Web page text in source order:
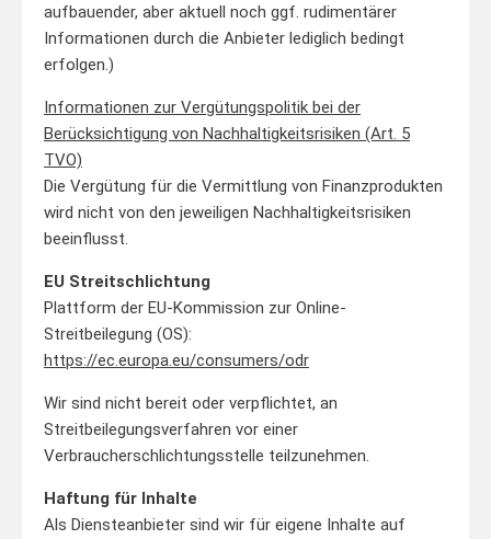
aufbauender, aber aktuell noch ggf. rudimentärer
Informationen durch die Anbieter lediglich bedingt
erfolgen.)
Informationen zur Vergütungspolitik bei der
Berücksichtigung von Nachhaltigkeitsrisiken (Art. 5
TVO)
Die Vergütung für die Vermittlung von Finanzprodukten
wird nicht von den jeweiligen Nachhaltigkeitsrisiken
beeinflusst.
EU Streitschlichtung
Plattform der EU-Kommission zur Online-
Streitbeilegung (OS):
https://ec.europa.eu/consumers/odr
Wir sind nicht bereit oder verpflichtet, an
Streitbeilegungsverfahren vor einer
Verbraucherschlichtungsstelle teilzunehmen.
Haftung für Inhalte
Als Diensteanbieter sind wir für eigene Inhalte auf